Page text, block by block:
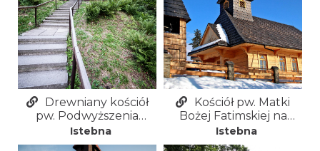
Drewniany kościół
pw. Podwyższenia
Krzyża Świętego w
Istebnej-Kubalonce
Istebna
Kościół pw. Matki
Bożej Fatimskiej na
Stecówce
Istebna